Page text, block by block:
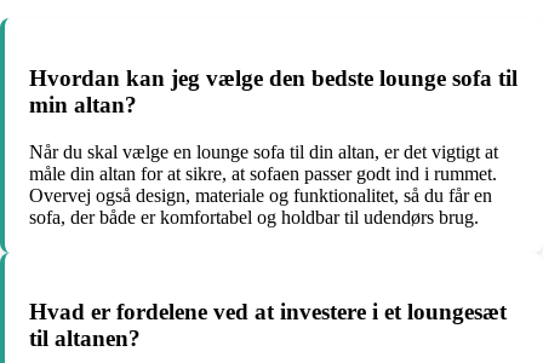
Hvordan kan jeg vælge den bedste lounge sofa til
min altan?
Når du skal vælge en lounge sofa til din altan, er det vigtigt at
måle din altan for at sikre, at sofaen passer godt ind i rummet.
Overvej også design, materiale og funktionalitet, så du får en
sofa, der både er komfortabel og holdbar til udendørs brug.
Hvad er fordelene ved at investere i et loungesæt
til altanen?